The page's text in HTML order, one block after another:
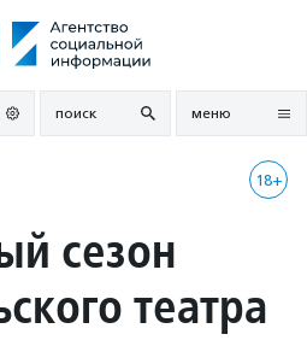
поиск меню
18+
сезон
театра